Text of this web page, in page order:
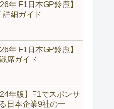
年 F1日本GP鈴鹿】
詳細ガイド
年 F1日本GP鈴鹿】
席ガイド
年版】F1でスポンサ
日本企業9社の一